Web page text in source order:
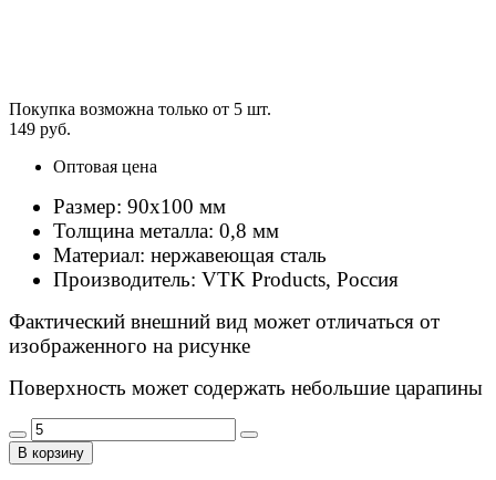
Покупка возможна только от 5 шт.
149 руб.
Оптовая цена
Размер: 90х100 мм
Толщина металла: 0,8 мм
Материал: нержавеющая сталь
Производитель: VTK Products, Россия
Фактический внешний вид может отличаться от
изображенного на рисунке
Поверхность может содержать небольшие царапины
В корзину